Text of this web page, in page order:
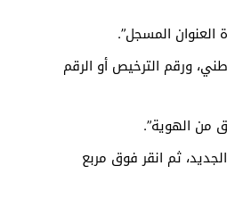
العنوان المسجل”.
ورقم الترخيص أو الرقم
من الهوية”.
ثم انقر فوق مربع